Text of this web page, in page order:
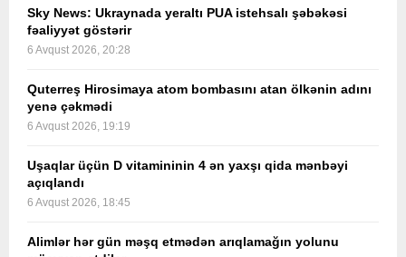
Sky News: Ukraynada yeraltı PUA istehsalı şəbəkəsi
fəaliyyət göstərir
6 Avqust 2026, 20:28
Quterreş Hirosimaya atom bombasını atan ölkənin adını
yenə çəkmədi
6 Avqust 2026, 19:19
Uşaqlar üçün D vitamininin 4 ən yaxşı qida mənbəyi
açıqlandı
6 Avqust 2026, 18:45
Alimlər hər gün məşq etmədən arıqlamağın yolunu